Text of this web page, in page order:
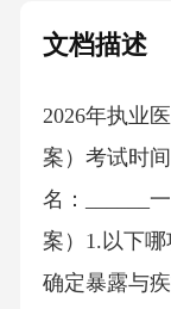
文档描述
2026年执业
案）考试时
名：______
案）1.以下
确定暴露与